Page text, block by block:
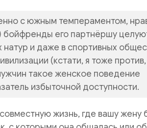
с южным темпераментом,
бойфренды его партнёршу
натур и даже в спортивных
(кстати, я тоже против,
такое женское поведение
избыточной доступности.
жизнь, где вашу жену